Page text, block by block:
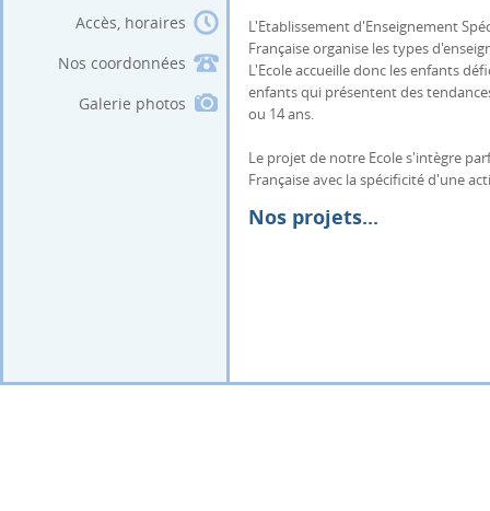
Accès, horaires
Nos coordonnées
Galerie photos
L'Etablissement d'Enseignement
Française organise les types
L'Ecole accueille donc les enfants
enfants qui présentent des
ou 14 ans.
Le projet de notre Ecole s'intègre
Française avec la spécificité d'une
Nos projets...